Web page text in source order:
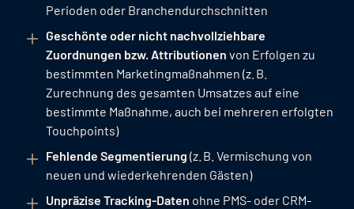
Perioden oder Branchendurchschnitten
Geschönte oder nicht nachvollziehbare
Zuordnungen bzw. Attributionen von Erfolgen zu
bestimmten Marketingmaßnahmen (z. B.
Zurechnung des gesamten Umsatzes auf eine
bestimmte Maßnahme, auch bei mehreren erfolgten
Touchpoints)
Fehlende Segmentierung (z. B. Vermischung von
neuen und wiederkehrenden Gästen)
Unpräzise Tracking-Daten ohne PMS- oder CRM-